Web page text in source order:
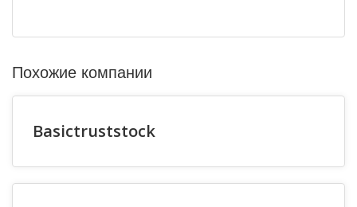
Похожие компании
Basictruststock